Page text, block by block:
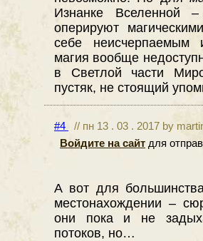
Изнанке Вселенной
оперируют
себе неисчерпаемым
магия вообще
в Светлой части
пустяк, не стоящий
#4
// пн 13 . 03 . 2017 by
Войдите на сайт для
А вот для
местонахождении –
они пока и не
потоков, но…